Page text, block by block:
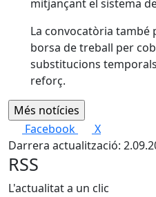
mitjançant el sistema
La convocatòria també
borsa de treball per
substitucions
reforç.
Facebook
X
Darrera actualització:
RSS
L'actualitat a un clic